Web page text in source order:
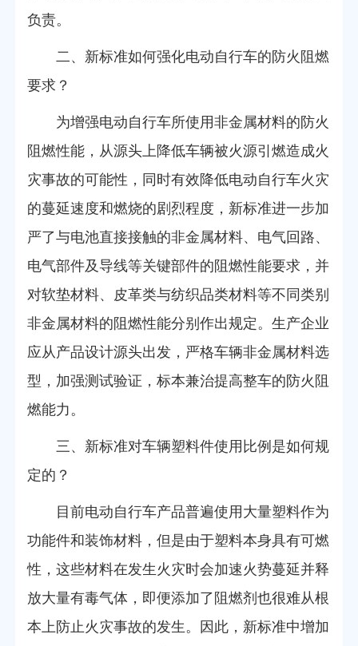
负责。
二、新标准如何强化电动自行车的防火阻燃
要求？
为增强电动自行车所使用非金属材料的防火
阻燃性能，从源头上降低车辆被火源引燃造成火
灾事故的可能性，同时有效降低电动自行车火灾
的蔓延速度和燃烧的剧烈程度，新标准进一步加
严了与电池直接接触的非金属材料、电气回路、
电气部件及导线等关键部件的阻燃性能要求，并
对软垫材料、皮革类与纺织品类材料等不同类别
非金属材料的阻燃性能分别作出规定。生产企业
应从产品设计源头出发，严格车辆非金属材料选
型，加强测试验证，标本兼治提高整车的防火阻
燃能力。
三、新标准对车辆塑料件使用比例是如何规
定的？
目前电动自行车产品普遍使用大量塑料作为
功能件和装饰材料，但是由于塑料本身具有可燃
性，这些材料在发生火灾时会加速火势蔓延并释
放大量有毒气体，即便添加了阻燃剂也很难从根
本上防止火灾事故的发生。因此，新标准中增加